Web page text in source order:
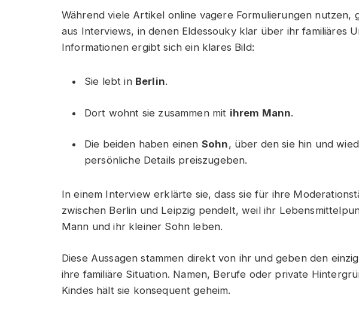
Während viele Artikel online vagere Formulierungen nutzen,
aus Interviews, in denen Eldessouky klar über ihr familiäres
Informationen ergibt sich ein klares Bild:
Sie lebt in Berlin.
Dort wohnt sie zusammen mit ihrem Mann.
Die beiden haben einen Sohn, über den sie hin und
persönliche Details preiszugeben.
In einem Interview erklärte sie, dass sie für ihre
zwischen Berlin und Leipzig pendelt, weil ihr
Mann und ihr kleiner Sohn leben.
Diese Aussagen stammen direkt von ihr und geben den
ihre familiäre Situation. Namen, Berufe oder private
Kindes hält sie konsequent geheim.